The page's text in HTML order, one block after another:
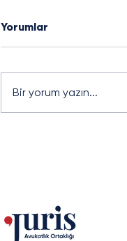
Yorumlar
Bir yorum yazın...